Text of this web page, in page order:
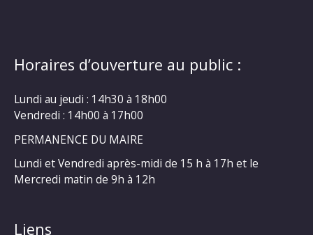
Horaires d’ouverture au public :
Lundi au jeudi : 14h30 à 18h00
Vendredi : 14h00 à 17h00
PERMANENCE DU MAIRE
Lundi et Vendredi après-midi de 15 h à 17h et le
Mercredi matin de 9h à 12h
Liens